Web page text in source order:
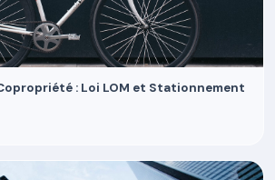
: Loi LOM et Stationnement